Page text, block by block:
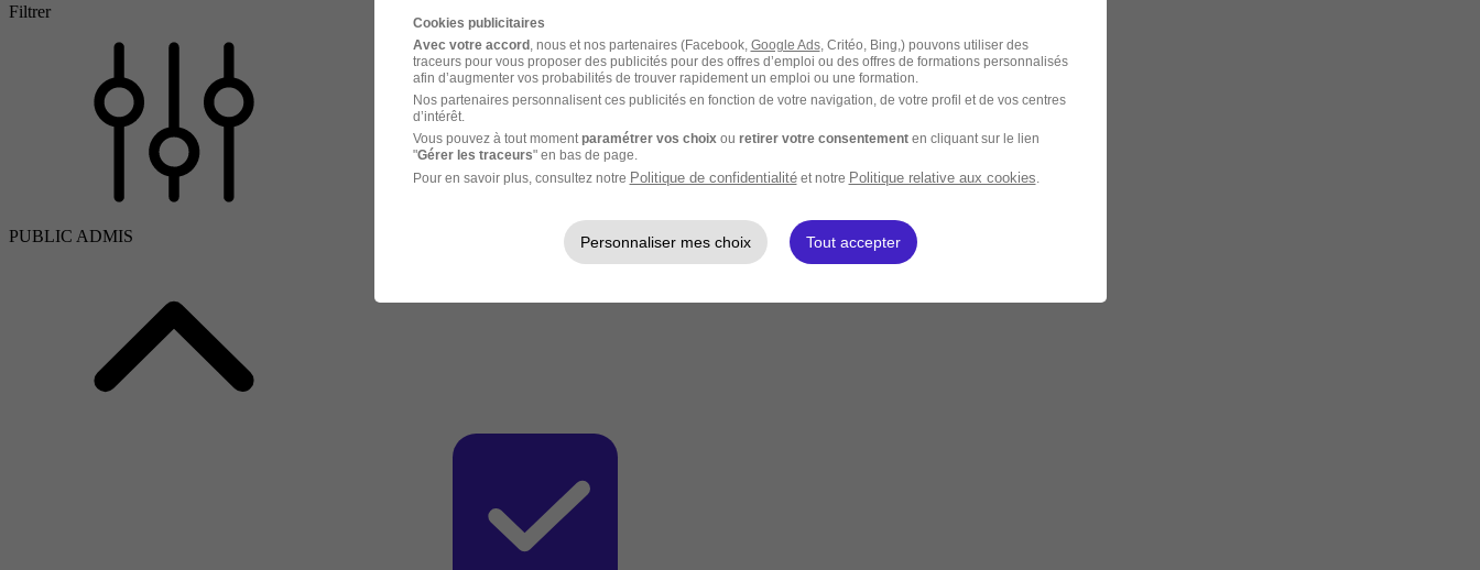
Filtrer
PUBLIC ADMIS
Cookies publicitaires
Avec votre accord, nous et nos partenaires (Facebook, Google Ads, Critéo, Bing,) pouvons utiliser des
traceurs pour vous proposer des publicités pour des offres d’emploi ou des offres de formations personnalisés
afin d’augmenter vos probabilités de trouver rapidement un emploi ou une formation.
Nos partenaires personnalisent ces publicités en fonction de votre navigation, de votre profil et de vos centres
d’intérêt.
Vous pouvez à tout moment paramétrer vos choix ou retirer votre consentementen cliquant sur le lien
"Gérer les traceurs" en bas de page.
Pour en savoir plus, consultez notre Politique de confidentialitéet notre Politique relative aux cookies
Personnaliser mes choix Tout accepter